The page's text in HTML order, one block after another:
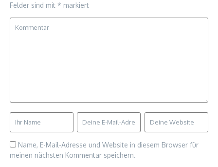
Felder sind mit * markiert
Name, E-Mail-Adresse und Website in diesem Browser für
meinen nächsten Kommentar speichern.